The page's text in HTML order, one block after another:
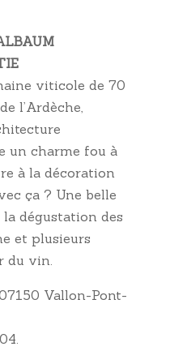
viticole de 70
l’Ardèche,
un charme fou à
à la décoration
ça ? Une belle
dégustation des
et plusieurs
du vin.
Vallon-Pont-